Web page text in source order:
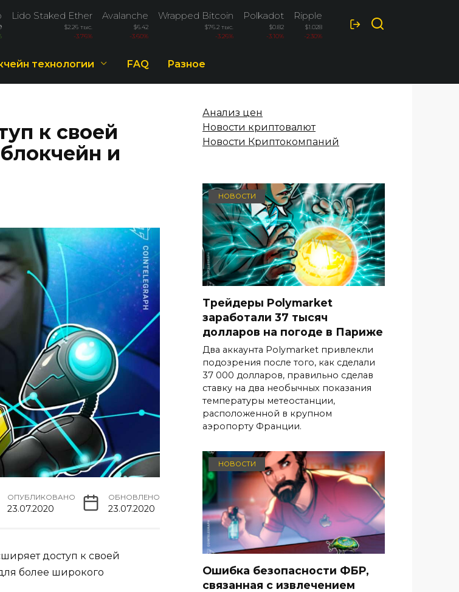
Lido Staked Ether
$2.26 тыс.
-3.76%
Avalanche
$6.42
-3.60%
Wrapped Bitcoin
$76.2 тыс.
-3.26%
Polkadot
$0.82
-3.10%
Ripple
$1.028
-2.30%
$72.6
технологии FAQ Разное
к своей
и
ОПУБЛИКОВАНО
23.07.2020
ОБНОВЛЕНО
23.07.2020
доступ к своей
более широкого
Анализ цен
Новости криптовалют
Новости Криптокомпаний
НОВОСТИ
Трейдеры Polymarket
заработали 37 тысяч
долларов на погоде в Париже
Два аккаунта Polymarket привлекли
подозрения после того, как сделали
37 000 долларов, правильно сделав
ставку на два необычных показания
температуры метеостанции,
расположенной в крупном
аэропорту Франции.
НОВОСТИ
Ошибка безопасности ФБР,
связанная с извлечением